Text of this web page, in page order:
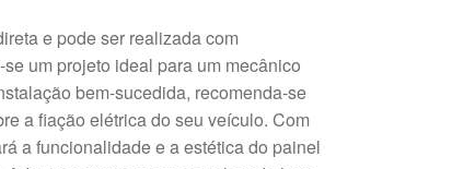
e pode ser realizada com
um projeto ideal para um mecânico
bem-sucedida, recomenda-se
a fiação elétrica do seu veículo. Com
a funcionalidade e a estética do painel